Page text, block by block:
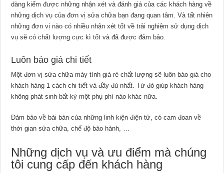
dàng kiếm được những nhận xét và đánh giá của các khách hàng về
những dịch vụ của đơn vị sửa chữa bạn đang quan tâm. Và tất nhiên
những đơn vị nào có nhiều nhận xét tốt về trải nghiệm sử dụng dịch
vụ sẽ có chất lượng cực kì tốt và đã được đảm bảo.
Luôn báo giá chi tiết
Một đơn vị sửa chữa máy tính giá rẻ chất lượng sẽ luôn báo giá cho
khách hàng 1 cách chi tiết và đầy đủ nhất. Từ đó giúp khách hàng
không phát sinh bất kỳ một phụ phí nào khác nữa.
Đảm bảo về bài bản của những linh kiện điện tử, có cam đoan về
thời gian sửa chữa, chế độ bảo hành, …
Những dịch vụ và ưu điểm mà chúng
tôi cung cấp đến khách hàng